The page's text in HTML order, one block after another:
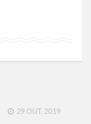
29 OUT, 2019